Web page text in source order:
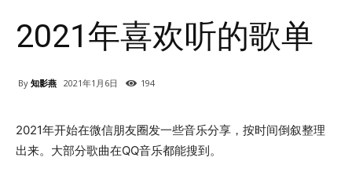
2021年喜欢听的歌单
By 知影燕 2021年1月6日 194
2021年开始在微信朋友圈发一些音乐分享，按时间倒叙整理
出来。大部分歌曲在QQ音乐都能搜到。